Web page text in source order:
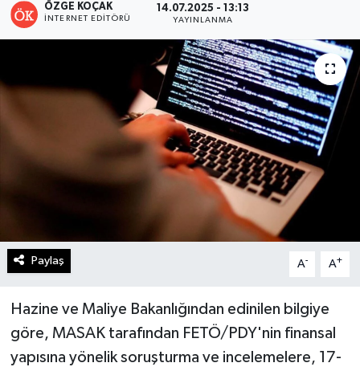
ÖZGE KOÇAK
İNTERNET EDITÖRÜ
14.07.2025 - 13:13
YAYINLANMA
Paylaş A- A+
Hazine ve Maliye Bakanlığından edinilen bilgiye
göre, MASAK tarafından FETÖ/PDY'nin finansal
yapısına yönelik soruşturma ve incelemelere, 17-